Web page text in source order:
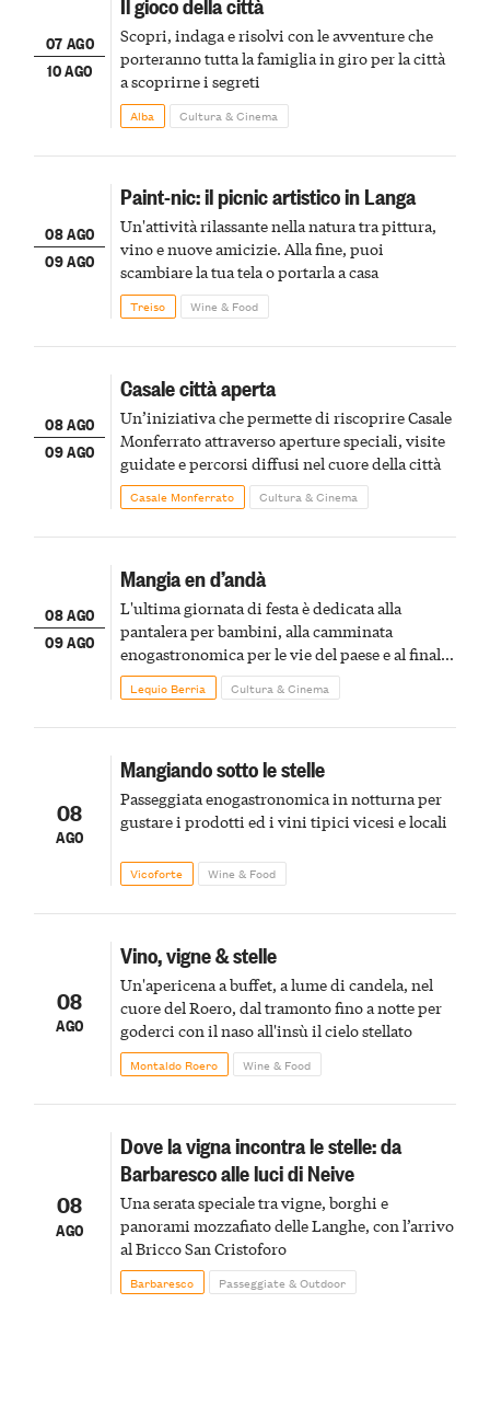
07 AGO
10 AGO
Scopri, indaga e risolvi con le avventure che
porteranno tutta la famiglia in giro per la città
a scoprirne i segreti
Alba Cultura & Cinema
08 AGO
09 AGO
Paint-nic: il picnic artistico in Langa
Un'attività rilassante nella natura tra pittura,
vino e nuove amicizie. Alla fine, puoi
scambiare la tua tela o portarla a casa
Treiso Wine & Food
08 AGO
09 AGO
Casale città aperta
Un’iniziativa che permette di riscoprire Casale
Monferrato attraverso aperture speciali, visite
guidate e percorsi diffusi nel cuore della città
Casale Monferrato Cultura & Cinema
08 AGO
09 AGO
Mangia en d’andà
L'ultima giornata di festa è dedicata alla
pantalera per bambini, alla camminata
enogastronomica per le vie del paese e al finale
pirotecnico
Lequio Berria Cultura & Cinema
08
AGO
Mangiando sotto le stelle
Passeggiata enogastronomica in notturna per
gustare i prodotti ed i vini tipici vicesi e locali
Vicoforte Wine & Food
08
AGO
Vino, vigne & stelle
Un'apericena a buffet, a lume di candela, nel
cuore del Roero, dal tramonto fino a notte per
goderci con il naso all'insù il cielo stellato
Montaldo Roero Wine & Food
08
AGO
Dove la vigna incontra le stelle: da
Barbaresco alle luci di Neive
Una serata speciale tra vigne, borghi e
panorami mozzafiato delle Langhe, con l’arrivo
al Bricco San Cristoforo
Barbaresco Passeggiate & Outdoor